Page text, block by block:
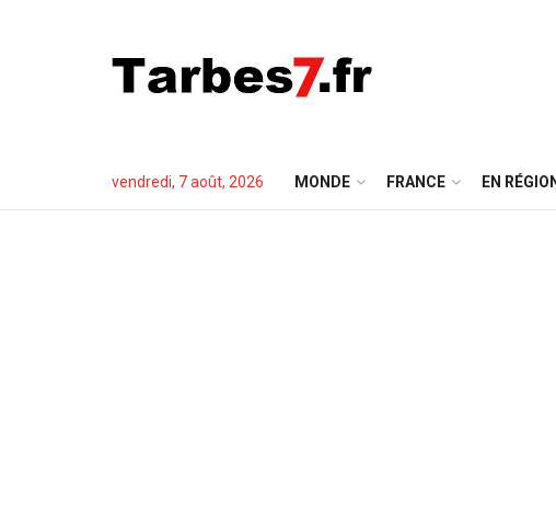
vendredi, 7 août, 2026 MONDE FRANCE EN